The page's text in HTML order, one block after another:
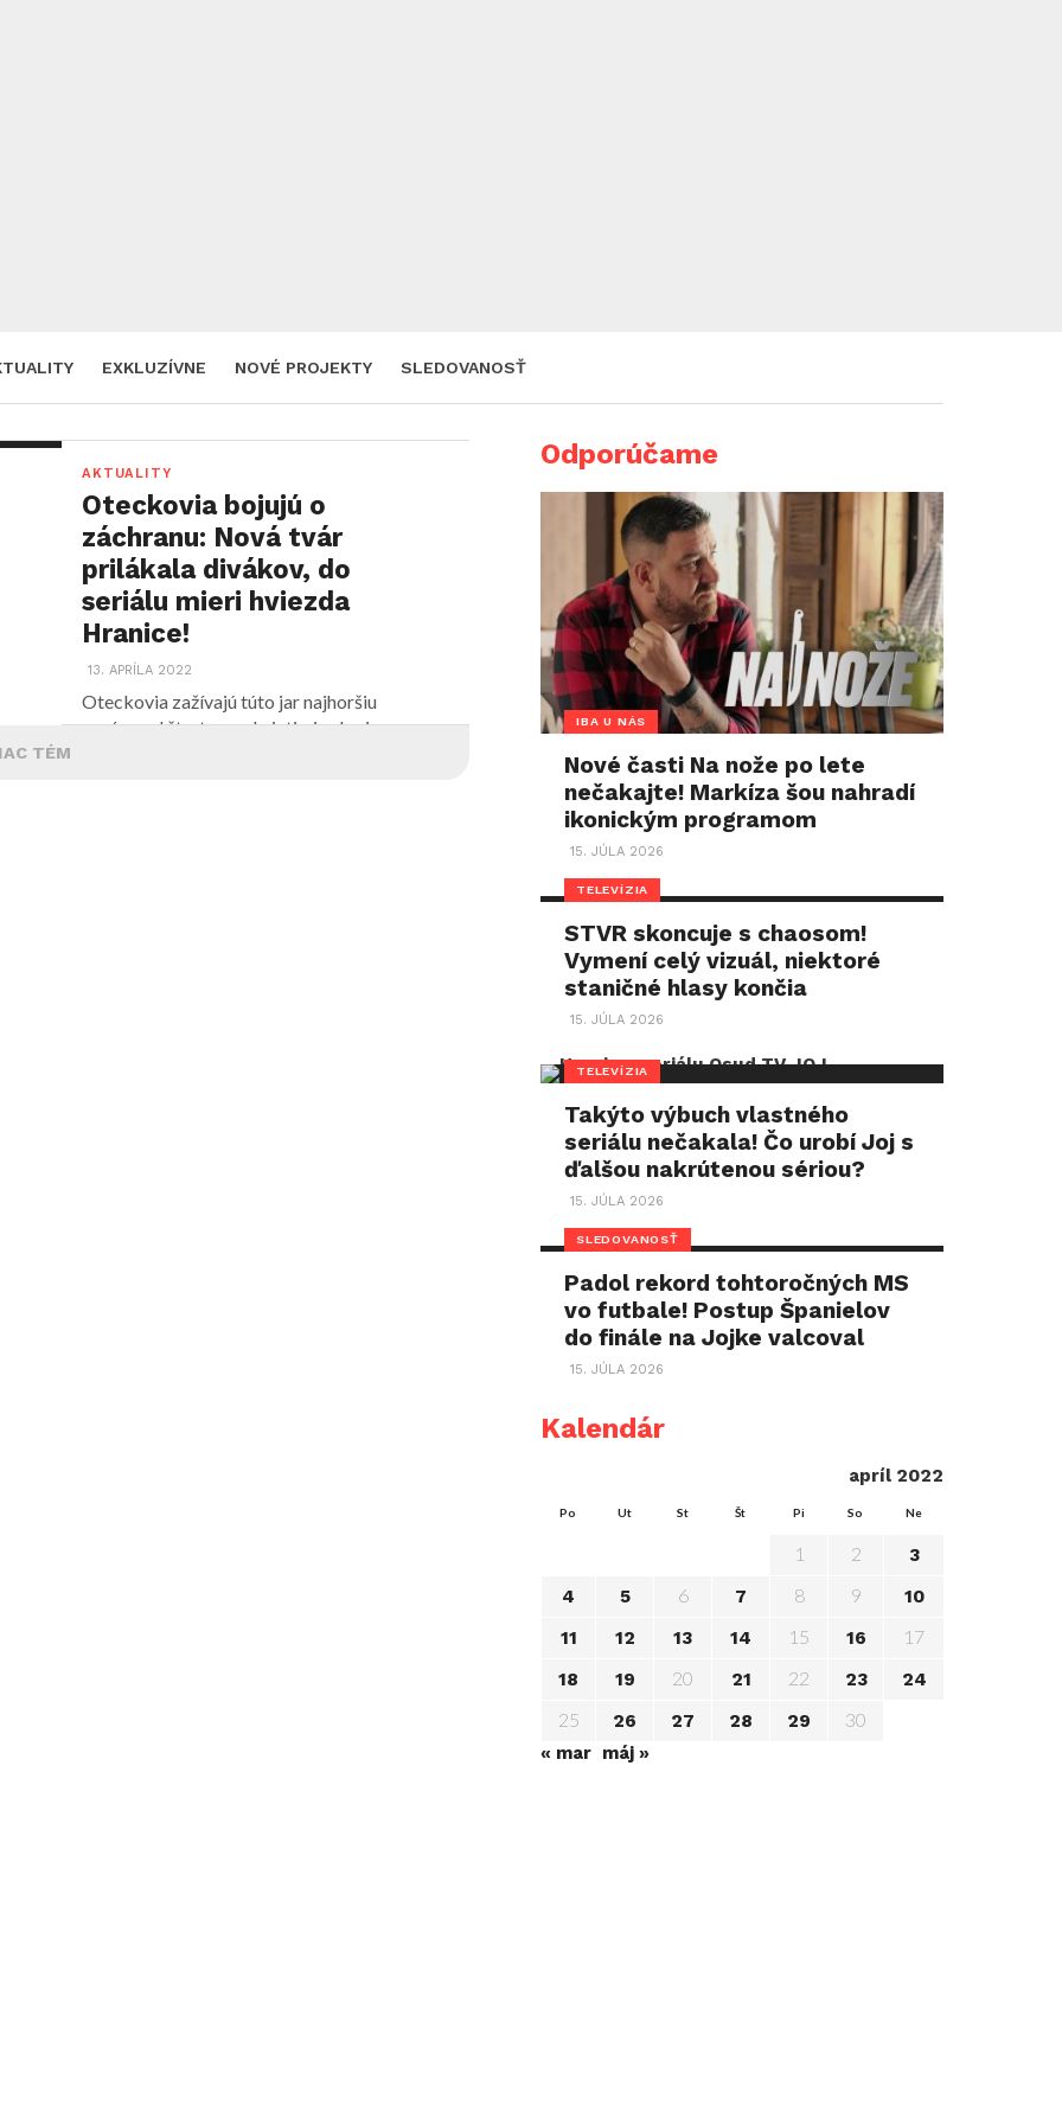
EXKLUZÍVNE NOVÉ PROJEKTY SLEDOVANOSŤ
AKTUALITY
Oteckovia bojujú o
záchranu: Nová tvár
prilákala divákov, do
seriálu mieri hviezda
Hranice!
13. APRÍLA 2022
Oteckovia zažívajú túto jar najhoršiu
sezónu od štartu pred piatimi rokmi,
TÉM
Odporúčame
IBA U NÁS
Nové časti Na nože po lete
nečakajte! Markíza šou nahradí
ikonickým programom
15. JÚLA 2026
TELEVÍZIA
STVR skoncuje s chaosom!
Vymení celý vizuál, niektoré
staničné hlasy končia
15. JÚLA 2026
TELEVÍZIA
Takýto výbuch vlastného
seriálu nečakala! Čo urobí Joj s
ďalšou nakrútenou sériou?
15. JÚLA 2026
SLEDOVANOSŤ
Padol rekord tohtoročných MS
vo futbale! Postup Španielov
do finále na Jojke valcoval
15. JÚLA 2026
Kalendár
apríl 2022
Po Ut St Št Pi So Ne
1 2
3
4
5 6 7 8 9
10
11
12 13 14 15 16 17
18 19 20 21 22 23 24
25 26 27 28 29 30
« mar máj »